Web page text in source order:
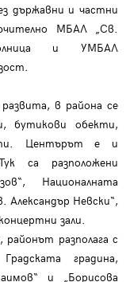
държавни и частни
МБАЛ „Св.
и УМБАЛ
в района се
бутикови обекти,
Центърът е и
са разположени
Националната
Александър Невски“,
зали.
разполага с
градина,
и „Борисова